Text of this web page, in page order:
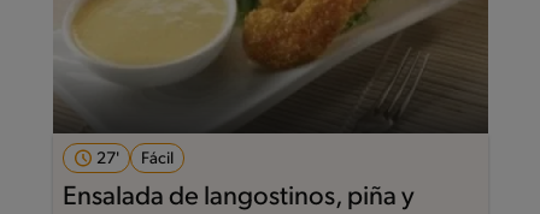
27' Fácil
Ensalada de langostinos, piña y